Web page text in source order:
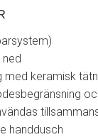
med keramisk
handdusch